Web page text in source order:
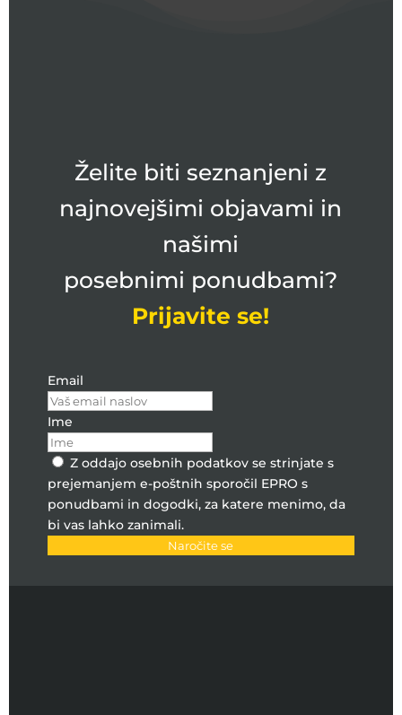
Želite biti seznanjeni z
najnovejšimi objavami in
našimi
posebnimi ponudbami?
Prijavite se!
Email
Ime
Z oddajo osebnih podatkov se strinjate s
prejemanjem e-poštnih sporočil EPRO s
ponudbami in dogodki, za katere menimo, da
bi vas lahko zanimali.
Naročite se